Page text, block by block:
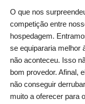
O que nos
competição entre
hospedagem.
se equipararia melhor
não aconteceu. Isso
bom provedor. Afinal,
não conseguir
muito a oferecer para